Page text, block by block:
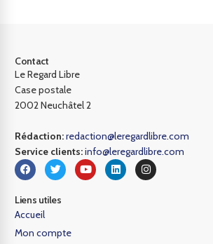
Contact
Le Regard Libre
Case postale
2002 Neuchâtel 2
Rédaction:redaction@leregardlibre.com
Service clients:info@leregardlibre.com
Liens utiles
Accueil
Mon compte